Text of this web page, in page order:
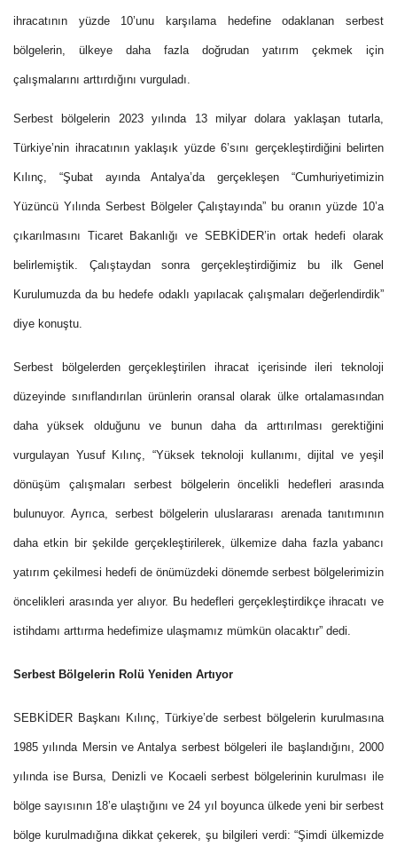
ihracatının yüzde 10’unu karşılama hedefine odaklanan serbest
bölgelerin, ülkeye daha fazla doğrudan yatırım çekmek için
çalışmalarını arttırdığını vurguladı.
Serbest bölgelerin 2023 yılında 13 milyar dolara yaklaşan tutarla,
Türkiye’nin ihracatının yaklaşık yüzde 6’sını gerçekleştirdiğini belirten
Kılınç, “Şubat ayında Antalya’da gerçekleşen “Cumhuriyetimizin
Yüzüncü Yılında Serbest Bölgeler Çalıştayında” bu oranın yüzde 10’a
çıkarılmasını Ticaret Bakanlığı ve SEBKİDER’in ortak hedefi olarak
belirlemiştik. Çalıştaydan sonra gerçekleştirdiğimiz bu ilk Genel
Kurulumuzda da bu hedefe odaklı yapılacak çalışmaları değerlendirdik”
diye konuştu.
Serbest bölgelerden gerçekleştirilen ihracat içerisinde ileri teknoloji
düzeyinde sınıflandırılan ürünlerin oransal olarak ülke ortalamasından
daha yüksek olduğunu ve bunun daha da arttırılması gerektiğini
vurgulayan Yusuf Kılınç, “Yüksek teknoloji kullanımı, dijital ve yeşil
dönüşüm çalışmaları serbest bölgelerin öncelikli hedefleri arasında
bulunuyor. Ayrıca, serbest bölgelerin uluslararası arenada tanıtımının
daha etkin bir şekilde gerçekleştirilerek, ülkemize daha fazla yabancı
yatırım çekilmesi hedefi de önümüzdeki dönemde serbest bölgelerimizin
öncelikleri arasında yer alıyor. Bu hedefleri gerçekleştirdikçe ihracatı ve
istihdamı arttırma hedefimize ulaşmamız mümkün olacaktır” dedi.
Serbest Bölgelerin Rolü Yeniden Artıyor
SEBKİDER Başkanı Kılınç, Türkiye’de serbest bölgelerin kurulmasına
1985 yılında Mersin ve Antalya serbest bölgeleri ile başlandığını, 2000
yılında ise Bursa, Denizli ve Kocaeli serbest bölgelerinin kurulması ile
bölge sayısının 18’e ulaştığını ve 24 yıl boyunca ülkede yeni bir serbest
bölge kurulmadığına dikkat çekerek, şu bilgileri verdi: “Şimdi ülkemizde